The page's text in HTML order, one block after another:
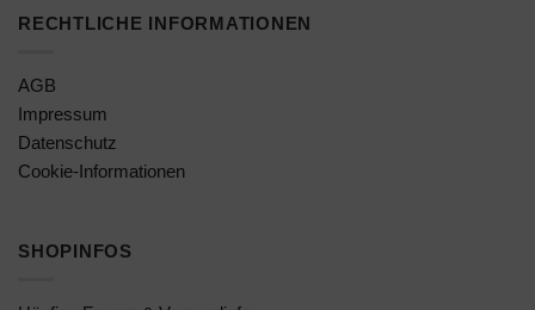
RECHTLICHE INFORMATIONEN
AGB
Impressum
Datenschutz
Cookie-Informationen
SHOPINFOS